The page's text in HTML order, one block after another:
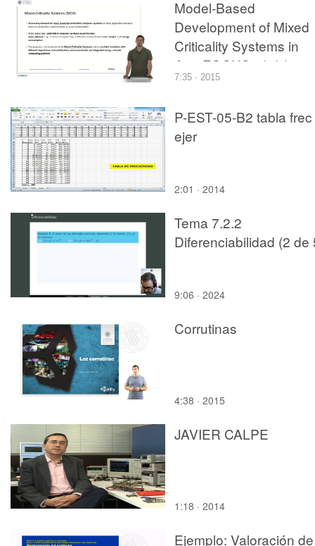
Model-Based
Development of Mixed
Criticality Systems in
AutoFOCUS3 (1/3):
Overview and
7:35 · 2015
P-EST-05-B2 tabla frec
ejer
2:01 · 2014
Tema 7.2.2
Diferenciabilidad (2 de
9:06 · 2024
Corrutinas
4:38 · 2015
JAVIER CALPE
1:18 · 2014
Ejemplo: Valoración de